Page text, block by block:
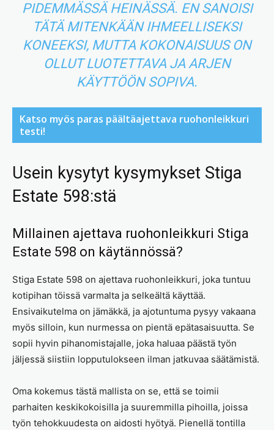
PIDEMMÄSSÄ HEINÄSSÄ. EN SANOISI
TÄTÄ MITENKÄÄN IHMEELLISEKSI
KONEEKSI, MUTTA KOKONAISUUS ON
OLLUT LUOTETTAVA JA ARJEN
KÄYTTÖÖN SOPIVA.
Katso myös paras päältäajettava ruohonleikkuri
testi!
Usein kysytyt kysymykset Stiga
Estate 598:stä
Millainen ajettava ruohonleikkuri Stiga
Estate 598 on käytännössä?
Stiga Estate 598 on ajettava ruohonleikkuri, joka tuntuu
kotipihan töissä varmalta ja selkeältä käyttää.
Ensivaikutelma on jämäkkä, ja ajotuntuma pysyy vakaana
myös silloin, kun nurmessa on pientä epätasaisuutta. Se
sopii hyvin pihanomistajalle, joka haluaa päästä työn
jäljessä siistiin lopputulokseen ilman jatkuvaa säätämistä.
Oma kokemus tästä mallista on se, että se toimii
parhaiten keskikokoisilla ja suuremmilla pihoilla, joissa
työn tehokkuudesta on aidosti hyötyä. Pienellä tontilla